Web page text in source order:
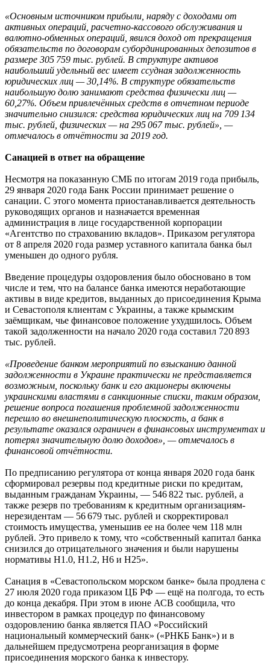
«Основным источником прибыли, наряду с доходами от
активных операций, расчетно-кассового обслуживания и
валютно-обменных операций, явился доход от прекращения
обязательств по договорам субординированных депозитов в
размере 305 759 тыс. рублей. В структуре активов
наибольший удельный вес имеет ссудная задолженность
юридических лиц — 30,14%. В структуре обязательств
наибольшую долю занимают средства физически лиц —
60,27%. Объем привлечённых средств в отчетном периоде
значительно снизился: средства юридических лиц на 709 134
тыс. рублей, физических — на 295 067 тыс. рублей», —
отмечалось в отчётности за 2019 год.
Санацией в ответ на обращение
Несмотря на показанную СМБ по итогам 2019 года прибыль,
29 января 2020 года Банк России принимает решение о
санации. С этого момента приостанавливается деятельность
руководящих органов и назначается временная
администрация в лице государственной корпорации
«Агентство по страхованию вкладов». Приказом регулятора
от 8 апреля 2020 года размер уставного капитала банка был
уменьшен до одного рубля.
Введение процедуры оздоровления было обосновано в том
числе и тем, что на балансе банка имеются неработающие
активы в виде кредитов, выданных до присоединения Крыма
и Севастополя клиентам с Украины, а также крымским
заёмщикам, чье финансовое положение ухудшилось. Объем
такой задолженности на начало 2020 года составил 720 893
тыс. рублей.
«Проведение банком мероприятий по взысканию данной
задолженности в Украине практически не представляется
возможным, поскольку банк и его акционеры включены
украинскими властями в санкционные списки, таким образом,
решение вопроса погашения проблемной задолженности
перешло во внешнеполитическую плоскость, а банк в
результате оказался ограничен в финансовых инструментах и
потерял значительную долю доходов», — отмечалось в
финансовой отчётности.
По предписанию регулятора от конца января 2020 года банк
сформировал резервы под кредитные риски по кредитам,
выданным гражданам Украины, — 546 822 тыс. рублей, а
также резерв по требованиям к кредитным организациям-
нерезидентам — 56 679 тыс. рублей и скорректировал
стоимость имущества, уменьшив ее на более чем 118 млн
рублей. Это привело к тому, что «собственный капитал банка
снизился до отрицательного значения и были нарушены
нормативы Н1.0, Н1.2, Н6 и Н25».
Санация в «Севастопольском морском банке» была продлена с
27 июля 2020 года приказом ЦБ РФ — ещё на полгода, то есть
до конца декабря. При этом в июне АСВ сообщила, что
инвестором в рамках процедур по финансовому
оздоровлению банка является ПАО «Российский
национальный коммерческий банк» («РНКБ Банк») и в
дальнейшем предусмотрена реорганизация в форме
присоединения морского банка к инвестору.